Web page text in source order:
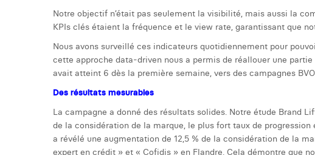
Notre objectif n’était pas seulement la visibilité, mais aussi la
KPIs clés étaient la fréquence et le view rate, garantissant que
Nous avons surveillé ces indicateurs quotidiennement pour
cette approche data-driven nous a permis de réallouer une
avait atteint 6 dès la première semaine, vers des campagnes
Des résultats mesurables
La campagne a donné des résultats solides. Notre étude Brand
de la considération de la marque, le plus fort taux de
a révélé une augmentation de 12,5 % de la considération de la
expert en crédit » et « Cofidis » en Flandre. Cela démontre que